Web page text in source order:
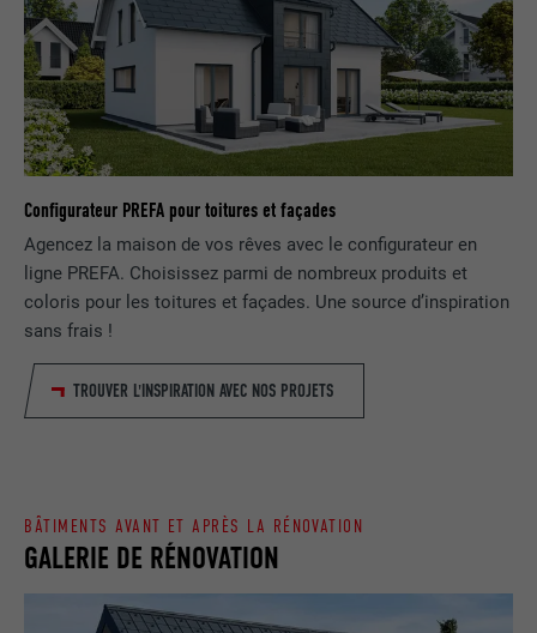
Configurateur PREFA pour toitures et façades
Agencez la maison de vos rêves avec le configurateur en
ligne PREFA. Choisissez parmi de nombreux produits et
coloris pour les toitures et façades. Une source d’inspiration
sans frais !
TROUVER L'INSPIRATION AVEC NOS PROJETS
GALERIE DE RÉNOVATION
BÂTIMENTS AVANT ET APRÈS LA RÉNOVATION
FOURNISSEUR
EXPIRATION 1 jour
UTILITÉ
Utilisé par le service de réseau social
LinkedIn pour suivre l'utilisation de
services intégrés
NOM lissc
FOURNISSEUR LinkedIn
EXPIRATION 1 an
Est utilisé pour garantir que le même
NOM _fbp
FOURNISSEUR